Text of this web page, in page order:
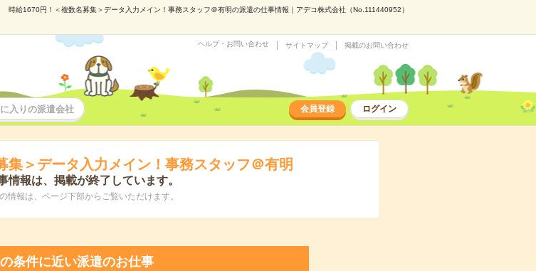
時給1670円！＜複数名募集＞データ入力メイン！事務スタッフ＠有明の派遣の仕事情報｜アデコ株式会社（No.111440952）
ヘルプ・お問い合わせ サイトマップ 掲載のお問い合わせ
入りの派遣会社 会員登録 ログイン
集＞データ入力メイン！事務スタッフ＠有明
情報は、掲載が終了しています。
情報は、ページ下部からご覧いただけます。
条件に近い派遣のお仕事